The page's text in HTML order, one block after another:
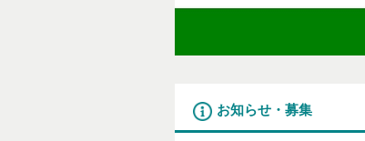
お知らせ・募集